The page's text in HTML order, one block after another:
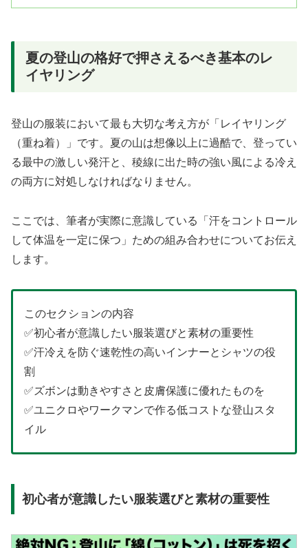
夏の登山の格好で押さえるべき基本のレ
イヤリング
登山の服装において最も大切な考え方が「レイヤリング
（重ね着）」です。夏の山は想像以上に過酷で、登ってい
る最中の激しい発汗と、稜線に出た時の強い風による冷え
の両方に対処しなければなりません。
ここでは、筆者が実際に意識している「汗をコントロール
して体温を一定に保つ」ための組み合わせについてお伝え
します。
このセクションの内容
✅初心者が意識したい服装選びと素材の重要性
✅汗冷えを防ぐ速乾性の高いインナーとシャツの役
割
✅ズボンは動きやすさと皮膚保護に優れたものを
✅ユニクロやワークマンで作る低コストな登山スタ
イル
初心者が意識したい服装選びと素材の重要性